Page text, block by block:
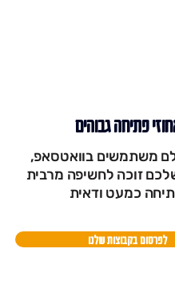
פתיחה גבוהים
משתמשים בוואטסאפ,
זוכה לחשיפה מרבית
כמעט ודאית
לפרסום בקבוצות שלנו